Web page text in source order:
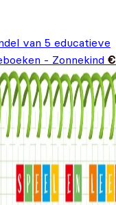
van 5 educatieve
- Zonnekind €